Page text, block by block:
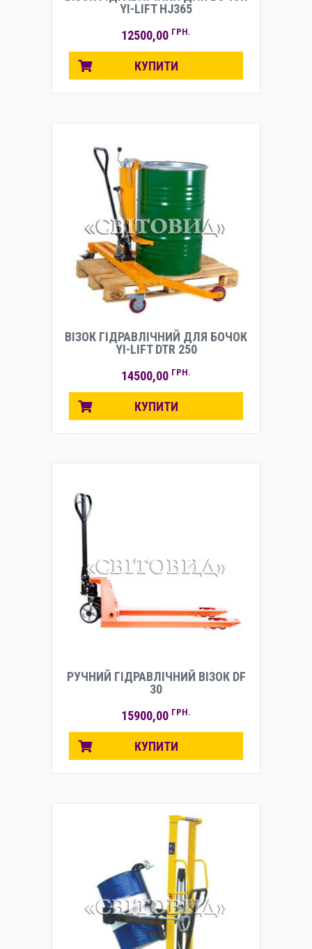
YI-LIFT HJ365
12500,00 ГРН.
КУПИТИ
ВІЗОК ГІДРАВЛІЧНИЙ ДЛЯ БОЧОК
YI-LIFT DTR 250
14500,00 ГРН.
КУПИТИ
РУЧНИЙ ГІДРАВЛІЧНИЙ ВІЗОК DF
30
15900,00 ГРН.
КУПИТИ